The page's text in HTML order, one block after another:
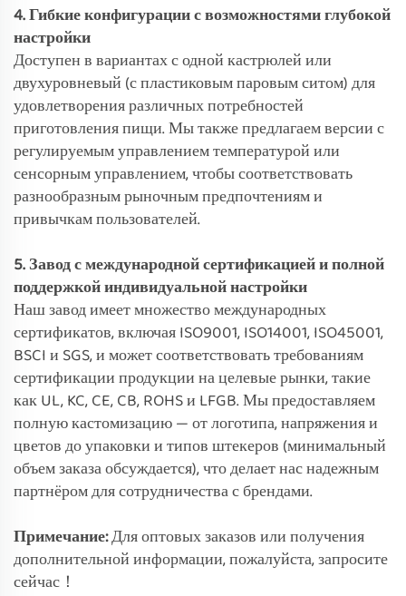
4. Гибкие конфигурации с возможностями глубокой
настройки
Доступен в вариантах с одной кастрюлей или
двухуровневый (с пластиковым паровым ситом) для
удовлетворения различных потребностей
приготовления пищи. Мы также предлагаем версии с
регулируемым управлением температурой или
сенсорным управлением, чтобы соответствовать
разнообразным рыночным предпочтениям и
привычкам пользователей.
5. Завод с международной сертификацией и полной
поддержкой индивидуальной настройки
Наш завод имеет множество международных
сертификатов, включая ISO9001, ISO14001, ISO45001,
BSCI и SGS, и может соответствовать требованиям
сертификации продукции на целевые рынки, такие
как UL, KC, CE, CB, ROHS и LFGB. Мы предоставляем
полную кастомизацию — от логотипа, напряжения и
цветов до упаковки и типов штекеров (минимальный
объем заказа обсуждается), что делает нас надежным
партнёром для сотрудничества с брендами.
Примечание:Для оптовых заказов или получения
дополнительной информации, пожалуйста, запросите
сейчас！